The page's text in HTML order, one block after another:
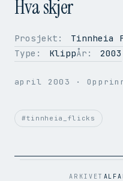
OPPLØSNING
BITRATE
FILSTØRRELSE
Hva skjer
Prosjekt: Tinnheia
Type:
KlippÅr: 2003
april 2003 ·
#tinnheia_flicks
ARKIVET